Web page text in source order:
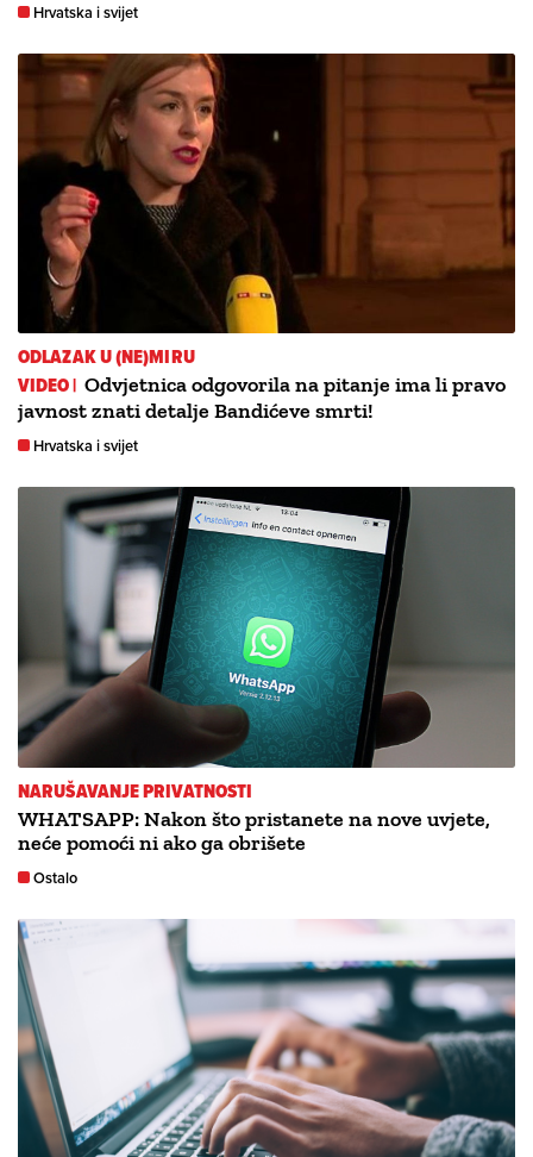
Hrvatska i svijet
ODLAZAK U (NE)MIRU
VIDEO | Odvjetnica odgovorila na pitanje ima li pravo
javnost znati detalje Bandićeve smrti!
Hrvatska i svijet
NARUŠAVANJE PRIVATNOSTI
WHATSAPP: Nakon što pristanete na nove uvjete,
neće pomoći ni ako ga obrišete
Ostalo